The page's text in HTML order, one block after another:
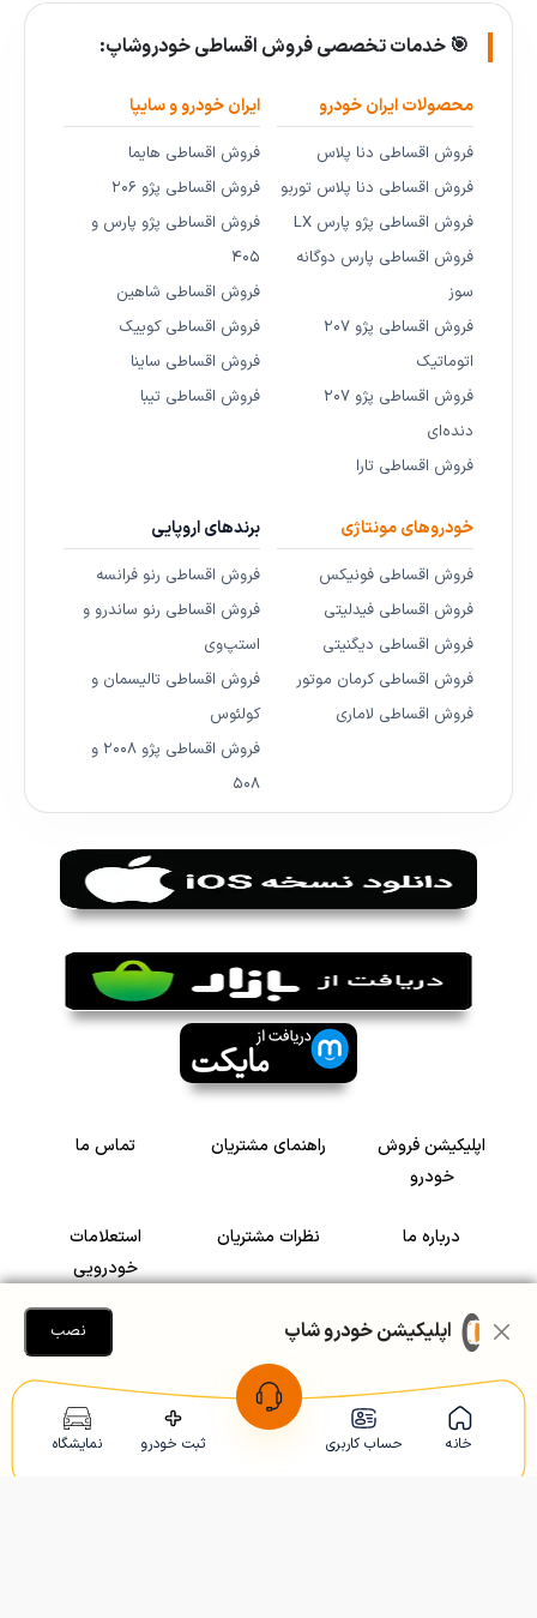
خانه حساب کاربری ثبت خودرو نمایشگاه
🎯 خدمات تخصصی فروش اقساطی خودروشاپ:
محصولات ایران خودرو
فروش اقساطی دنا پلاس
فروش اقساطی دنا پلاس توربو
فروش اقساطی پژو پارس LX
فروش اقساطی پارس دوگانه
سوز
فروش اقساطی پژو ۲۰۷
اتوماتیک
فروش اقساطی پژو ۲۰۷
دنده‌ای
فروش اقساطی تارا
ایران خودرو و سایپا
فروش اقساطی هایما
فروش اقساطی پژو ۲۰۶
فروش اقساطی پژو پارس و
۴۰۵
فروش اقساطی شاهین
فروش اقساطی کوییک
فروش اقساطی ساینا
فروش اقساطی تیبا
خودروهای مونتاژی
فروش اقساطی فونیکس
فروش اقساطی فیدلیتی
فروش اقساطی دیگنیتی
فروش اقساطی کرمان موتور
فروش اقساطی لاماری
برندهای اروپایی
فروش اقساطی رنو فرانسه
فروش اقساطی رنو ساندرو و
استپ‌وی
فروش اقساطی تالیسمان و
کولئوس
فروش اقساطی پژو ۲۰۰۸ و
۵۰۸
اپلیکیشن فروش
خودرو
راهنمای مشتریان تماس ما
درباره ما نظرات مشتریان
استعلامات
خودرویی
سرمایه گذاری در
رضایت مشتریان
Copyright © 2005-2026 Khodroshop.ir
اپلیکیشن خودرو شاپ نصب